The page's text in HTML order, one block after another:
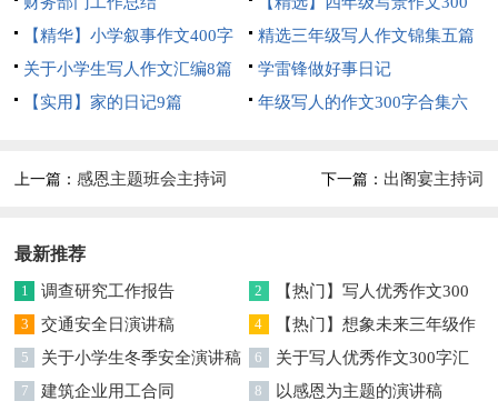
字集合五篇
【精华】小学叙事作文400字
集锦九篇
精选三年级写人作文锦集五篇
关于小学生写人作文汇编8篇
学雷锋做好事日记
【实用】家的日记9篇
年级写人的作文300字合集六
上一篇：感恩主题班会主持词 下一篇： 出阁宴主持词
最新推荐
1 调查研究工作报告 2
【热门】写人优秀作文300
字集合7篇
3 交通安全日演讲稿 4
【热门】想象未来三年级作
文汇编7篇
5 关于小学生冬季安全演讲稿 6
关于写人优秀作文300字汇
编六篇
7 建筑企业用工合同 8 以感恩为主题的演讲稿